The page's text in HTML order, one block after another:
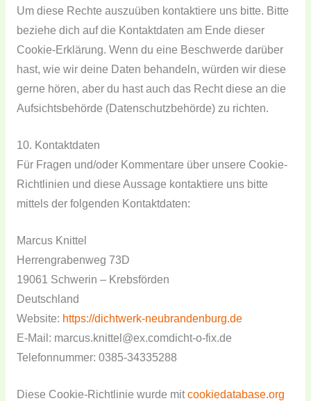
Um diese Rechte auszuüben kontaktiere uns bitte. Bitte
beziehe dich auf die Kontaktdaten am Ende dieser
Cookie-Erklärung. Wenn du eine Beschwerde darüber
hast, wie wir deine Daten behandeln, würden wir diese
gerne hören, aber du hast auch das Recht diese an die
Aufsichtsbehörde (Datenschutzbehörde) zu richten.
10. Kontaktdaten
Für Fragen und/oder Kommentare über unsere Cookie-
Richtlinien und diese Aussage kontaktiere uns bitte
mittels der folgenden Kontaktdaten:
Marcus Knittel
Herrengrabenweg 73D
19061 Schwerin – Krebsförden
Deutschland
Website: https://dichtwerk-neubrandenburg.de
E-Mail: marcus.knittel@ex.comdicht-o-fix.de
Telefonnummer: 0385-34335288
Diese Cookie-Richtlinie wurde mitcookiedatabase.org